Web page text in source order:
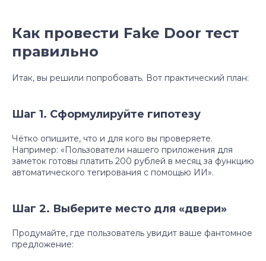
Как провести Fake Door тест
правильно
Итак, вы решили попробовать. Вот практический план:
Шаг 1. Сформулируйте гипотезу
Чётко опишите, что и для кого вы проверяете.
Например: «Пользователи нашего приложения для
заметок готовы платить 200 рублей в месяц за функцию
автоматического тегирования с помощью ИИ».
Шаг 2. Выберите место для «двери»
Продумайте, где пользователь увидит ваше фантомное
предложение: